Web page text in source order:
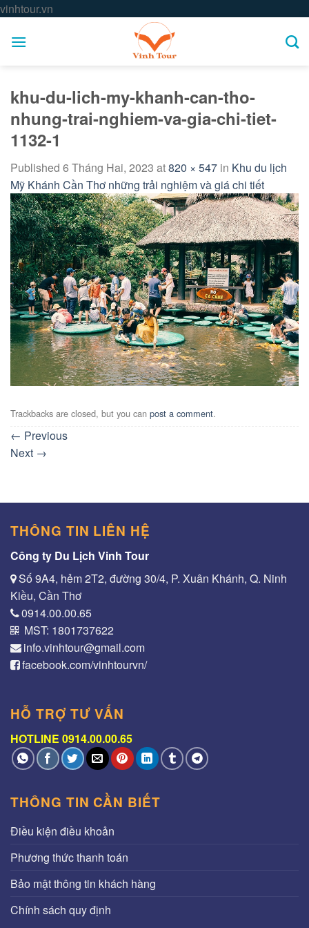
vinhtour.vn
khu-du-lich-my-khanh-can-tho-
nhung-trai-nghiem-va-gia-chi-tiet-
1132-1
Published 6 Tháng Hai, 2023 at820 × 547 in Khu du lịch
Mỹ Khánh Cần Thơ những trải nghiệm và giá chi tiết
Trackbacks are closed, but you can post a comment.
← Previous
Next →
THÔNG TIN LIÊN HỆ
Công ty Du Lịch Vinh Tour
Số 9A4, hẻm 2T2, đường 30/4, P. Xuân Khánh, Q. Ninh
Kiều, Cần Thơ
0914.00.00.65
MST: 1801737622
info.vinhtour@gmail.com
facebook.com/vinhtourvn/
HỖ TRỢ TƯ VẤN
HOTLINE 0914.00.00.65
THÔNG TIN CẦN BIẾT
Điều kiện điều khoản
Phương thức thanh toán
Bảo mật thông tin khách hàng
Chính sách quy định